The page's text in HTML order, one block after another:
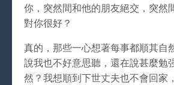
你，突然間和他的朋友絕交，突然
對你很好？
真的，那些一心想著每事都順其自
說我也不好意思聽，還在說甚麼勉
然？我想順到下世丈夫也不會回家